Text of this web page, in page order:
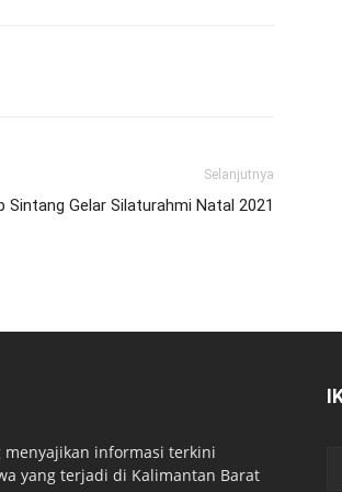
Selanjutnya
Sintang Gelar Silaturahmi Natal 2021
menyajikan informasi terkini
yang terjadi di Kalimantan Barat